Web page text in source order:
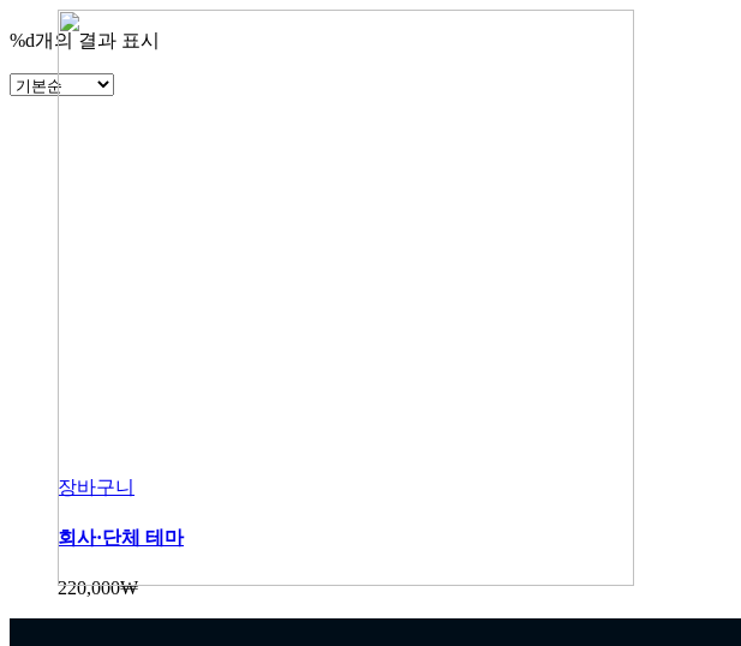
%d개의 결과 표시
장바구니
회사·단체 테마
220,000₩